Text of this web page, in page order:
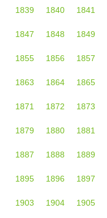
1839 1840 1841
1847 1848 1849
1855 1856 1857
1863 1864 1865
1871 1872 1873
1879 1880 1881
1887 1888 1889
1895 1896 1897
1903 1904 1905